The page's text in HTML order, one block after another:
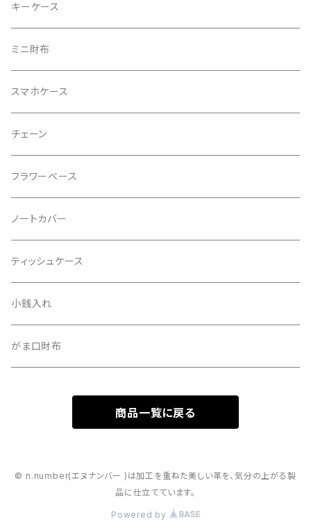
キーケース
ミニ財布
スマホケース
チェーン
フラワーベース
ノートカバー
ティッシュケース
小銭入れ
がま口財布
商品一覧に戻る
© n.number(エヌナンバー )は加工を重ねた美しい革を、気分の上がる製
品に仕立てています。
Powered by